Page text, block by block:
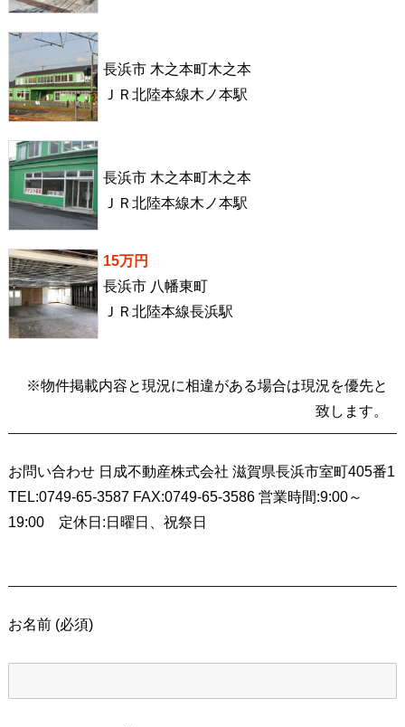
長浜市 木之本町木之本
ＪＲ北陸本線木ノ本駅
長浜市 木之本町木之本
ＪＲ北陸本線木ノ本駅
15万円
長浜市 八幡東町
ＪＲ北陸本線長浜駅
※物件掲載内容と現況に相違がある場合は現況を優先と
致します。
お問い合わせ 日成不動産株式会社 滋賀県長浜市室町405番1
TEL:0749-65-3587 FAX:0749-65-3586 営業時間:9:00～
19:00 定休日:日曜日、祝祭日
お名前 (必須)